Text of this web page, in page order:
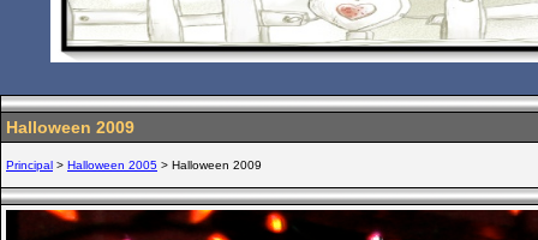
Halloween 2009
Principal > Halloween 2005 > Halloween 2009